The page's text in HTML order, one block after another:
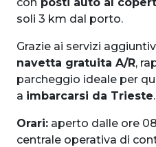
soli 3 km dal porto.
Grazie ai servizi
navetta gratuita A/R,
parcheggio ideale per
a imbarcarsi da Trieste.
Orari: aperto dalle ore
centrale operativa di